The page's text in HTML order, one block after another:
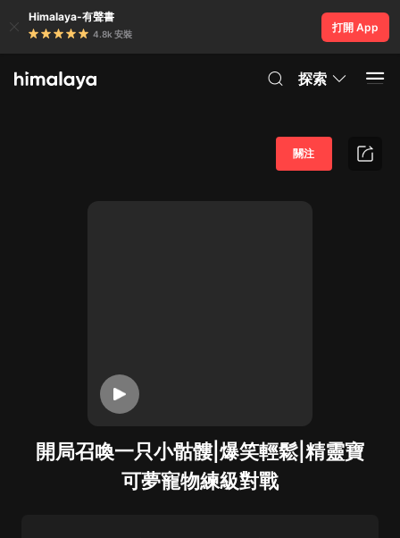
Himalaya-有聲書
4.8k 安裝
打開 App
探索
開局召喚一只小骷髏|爆笑輕鬆|精靈寶
可夢寵物練級對戰
關注